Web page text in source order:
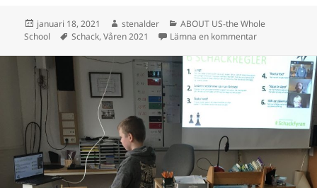
Postat
januari 18, 2021 Författare
stenalder Kategorier
ABOUT US-the Whole
School
Taggar
Schack,Våren 2021 Lämna en kommentartill Vid